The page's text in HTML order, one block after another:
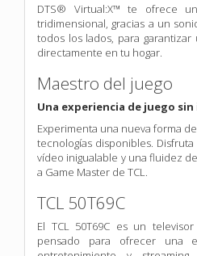
DTS® Virtual:X™ te ofrece
tridimensional, gracias a un
todos los lados, para garantizar
directamente en tu hogar.
Maestro del juego
Una experiencia de juego sin
Experimenta una nueva forma
tecnologías disponibles.
vídeo inigualable y una fluidez
a Game Master de TCL.
TCL 50T69C
El TCL 50T69C es un
pensado para ofrecer una